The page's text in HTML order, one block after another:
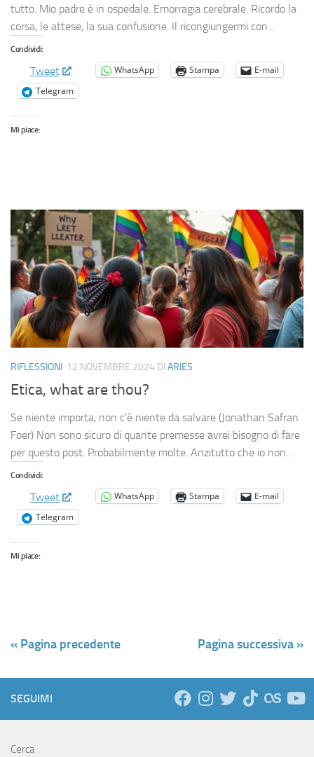
tutto. Mio padre è in ospedale. Emorragia cerebrale. Ricordo la
corsa, le attese, la sua confusione. Il ricongiungermi con...
Condividi:
Tweet WhatsApp Stampa
E-mail
Telegram
Mi piace:
RIFLESSIONI 12 NOVEMBRE 2024 DI ARIES
Etica, what are thou?
Se niente importa, non c’è niente da salvare (Jonathan Safran
Foer) Non sono sicuro di quante premesse avrei bisogno di fare
per questo post. Probabilmente molte. Anzitutto che io non...
Condividi:
Tweet WhatsApp Stampa
E-mail
Telegram
Mi piace:
« Pagina precedente Pagina successiva »
SEGUIMI
Cerca